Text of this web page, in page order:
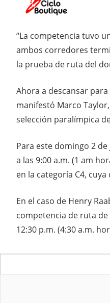
“La competencia tuvo
ambos corredores
la prueba de ruta del
Ahora a descansar
manifestó Marco
selección paralímpica
Para este domingo 2
a las 9:00 a.m. (1 am
en la categoría C4,
En el caso de Henry
competencia de ruta
12:30 p.m. (4:30 a.m.